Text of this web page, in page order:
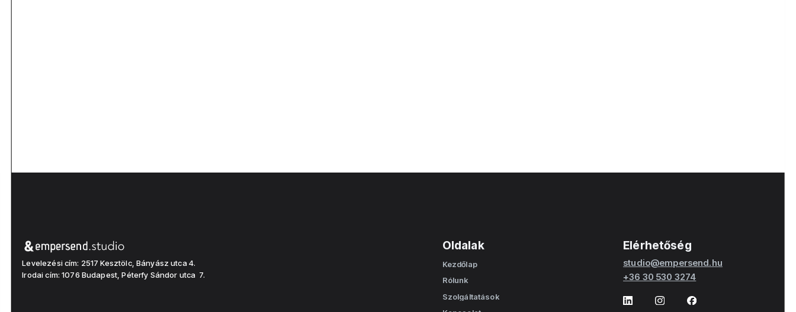
Levelezési cím: 2517 Kesztölc, Bányász utca 4.
Irodai cím: 1076 Budapest, Péterfy Sándor utca 7.
Oldalak
Kezdőlap
Rólunk
Szolgáltatások
Elérhetőség
studio@empersend.hu
+36 30 530 3274